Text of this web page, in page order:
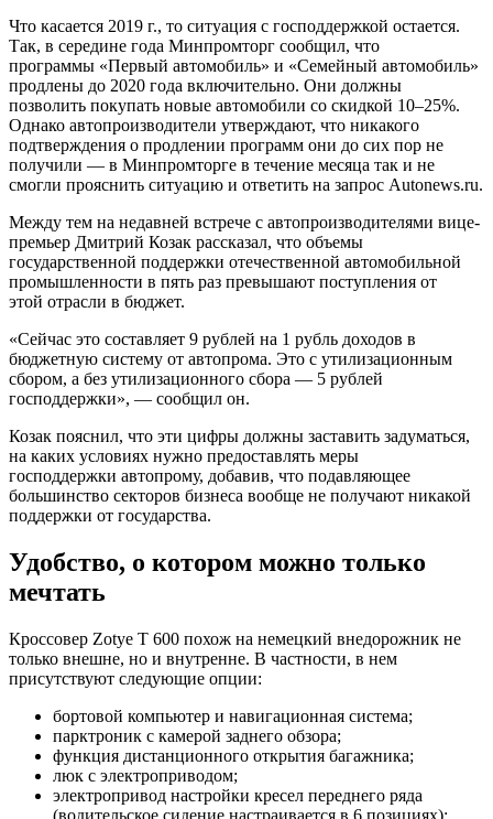
Что касается 2019 г., то ситуация с господдержкой остается.
Так, в середине года Минпромторг сообщил, что
программы «Первый автомобиль» и «Семейный автомобиль»
продлены до 2020 года включительно. Они должны
позволить покупать новые автомобили со скидкой 10–25%.
Однако автопроизводители утверждают, что никакого
подтверждения о продлении программ они до сих пор не
получили — в Минпромторге в течение месяца так и не
смогли прояснить ситуацию и ответить на запрос Autonews.ru.
Между тем на недавней встрече с автопроизводителями вице-
премьер Дмитрий Козак рассказал, что объемы
государственной поддержки отечественной автомобильной
промышленности в пять раз превышают поступления от
этой отрасли в бюджет.
«Сейчас это составляет 9 рублей на 1 рубль доходов в
бюджетную систему от автопрома. Это с утилизационным
сбором, а без утилизационного сбора — 5 рублей
господдержки», — сообщил он.
Козак пояснил, что эти цифры должны заставить задуматься,
на каких условиях нужно предоставлять меры
господдержки автопрому, добавив, что подавляющее
большинство секторов бизнеса вообще не получают никакой
поддержки от государства.
Удобство, о котором можно только
мечтать
Кроссовер Zotye T 600 похож на немецкий внедорожник не
только внешне, но и внутренне. В частности, в нем
присутствуют следующие опции:
бортовой компьютер и навигационная система;
парктроник с камерой заднего обзора;
функция дистанционного открытия багажника;
люк с электроприводом;
электропривод настройки кресел переднего ряда
(водительское сидение настраивается в 6 позициях);